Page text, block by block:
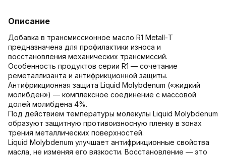
Описание
Добавка в трансмиссионное масло R1 Metall-Т
предназначена для профилактики износа и
восстановления механических трансмиссий.
Особенность продуктов серии R1 — сочетание
реметаллизанта и антифрикционной защиты.
Антифрикционная защита Liquid Molybdenum («жидкий
молибден») — комплексное соединение с массовой
долей молибдена 4%.
Под действием температуры молекулы Liquid Molybdenum
образуют защитную противоизносную пленку в зонах
трения металлических поверхностей.
Liquid Molybdenum улучшает антифрикционные свойства
масла, не изменяя его вязкости. Восстановление — это